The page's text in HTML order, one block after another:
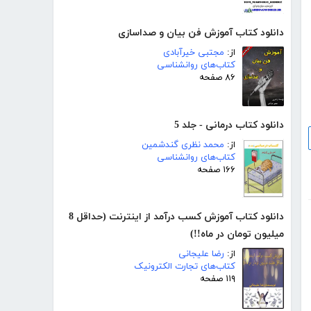
دانلود کتاب آموزش فن بیان و صداسازی
از: مجتبی خیرآبادی
کتاب‌های روانشناسی
۸۶ صفحه
دانلود کتاب درمانی - جلد 5
از: محمد نظری گندشمین
کتاب‌های روانشناسی
۱۶۶ صفحه
دانلود کتاب آموزش کسب درآمد از اینترنت (حداقل 8
میلیون تومان در ماه!!)
از: رضا علیجانی
کتاب‌های تجارت الکترونیک
۱۱۹ صفحه